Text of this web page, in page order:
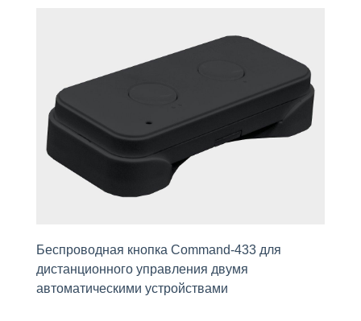
Беспроводная кнопка Command-433 для
дистанционного управления двумя
автоматическими устройствами